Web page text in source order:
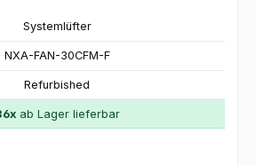
Systemlüfter
NXA-FAN-30CFM-F
Refurbished
ab Lager lieferbar